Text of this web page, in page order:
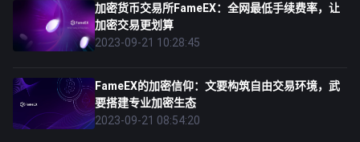
加密货币交易所FameEX：全网最低手续费率，让
加密交易更划算
2023-09-21 10:28:45
FameEX的加密信仰：文要构筑自由交易环境，武
要搭建专业加密生态
2023-09-21 08:54:20